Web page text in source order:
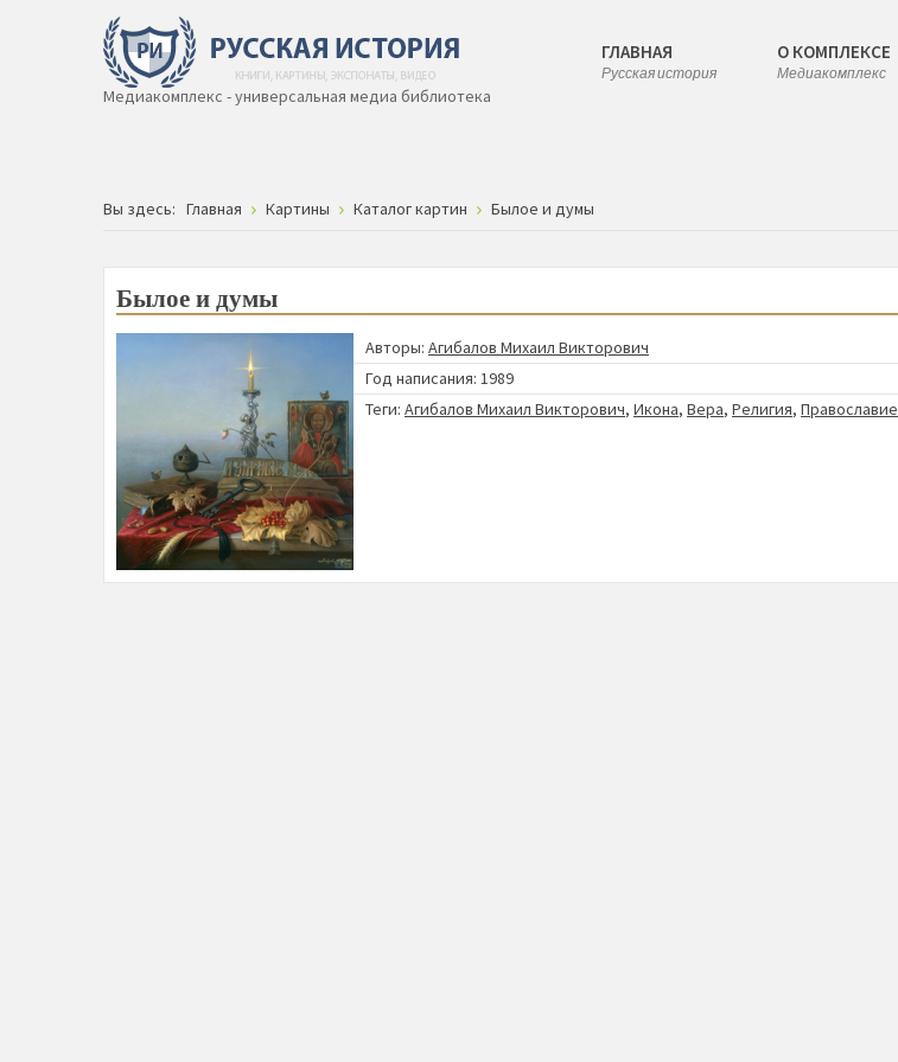
Медиакомплекс - универсальная медиа библиотека
ГЛАВНАЯ
Русская история
О КОМПЛЕКСЕ
Медиакомплекс
Вы здесь: Главная Картины Каталог картин Былое и думы
Былое и думы
Авторы: Агибалов Михаил Викторович
Год написания: 1989
Теги: Агибалов Михаил Викторович, Икона, Вера, Религия, Православие